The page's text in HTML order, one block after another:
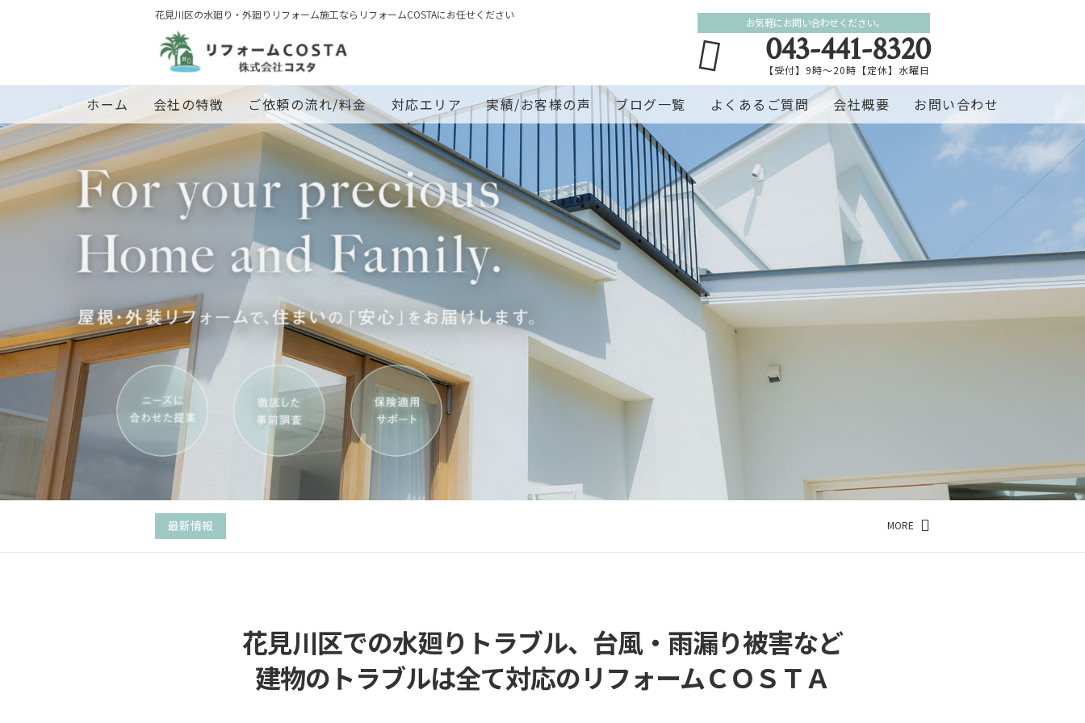
花見川区の水廻り・外廻りリフォーム施工ならリフォームCOSTAにお任せください
お気軽にお問い合わせください。
043-441-8320
【受付】9時～20時【定休】水曜日
ホーム 会社の特徴 ご依頼の流れ/料金 対応エリア 実績/お客様の声 ブログ一覧 よくあるご質問 会社概要 お問い合わせ
最新情報 MORE
花見川区での水廻りトラブル、台風・雨漏り被害など
建物のトラブルは全て対応のリフォームＣＯＳＴＡ